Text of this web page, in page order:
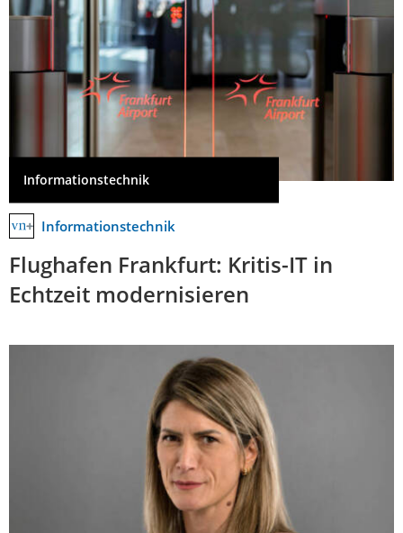
Informationstechnik
Informationstechnik
Flughafen Frankfurt: Kritis-IT in
Echtzeit modernisieren